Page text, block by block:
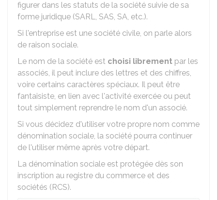
figurer dans les statuts de la société suivie de sa
forme juridique (SARL, SAS, SA, etc.).
Si l'entreprise est une société civile, on parle alors
de raison sociale.
Le nom de la société est choisi librement par les
associés, il peut inclure des lettres et des chiffres,
voire certains caractères spéciaux. Il peut être
fantaisiste, en lien avec l'activité exercée ou peut
tout simplement reprendre le nom d'un associé.
Si vous décidez d'utiliser votre propre nom comme
dénomination sociale, la société pourra continuer
de l'utiliser même après votre départ.
La dénomination sociale est protégée dès son
inscription au registre du commerce et des
sociétés (RCS).